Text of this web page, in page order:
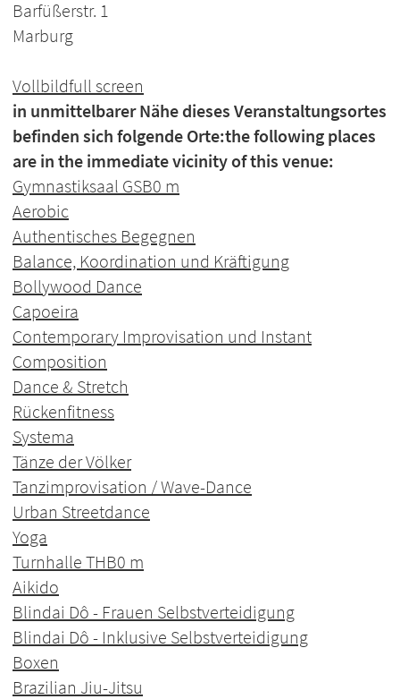
Barfüßerstr. 1
Marburg
Vollbildfull screen
in unmittelbarer Nähe dieses Veranstaltungsortes
befinden sich folgende Orte:the following places
are in the immediate vicinity of this venue:
Gymnastiksaal GSB0 m
Aerobic
Authentisches Begegnen
Balance, Koordination und Kräftigung
Bollywood Dance
Capoeira
Contemporary Improvisation und Instant
Composition
Dance & Stretch
Rückenfitness
Systema
Tänze der Völker
Tanzimprovisation / Wave-Dance
Urban Streetdance
Yoga
Turnhalle THB0 m
Aikido
Blindai Dô - Frauen Selbstverteidigung
Blindai Dô - Inklusive Selbstverteidigung
Boxen
Brazilian Jiu-Jitsu